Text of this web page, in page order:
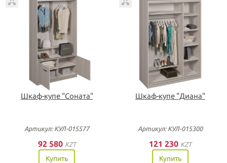
Шкаф-купе "Соната"
Артикул: КУЛ-015577
92 580 KZT
Купить
Шкаф-купе "Диана"
Артикул: КУЛ-015300
121 230 KZT
Купить